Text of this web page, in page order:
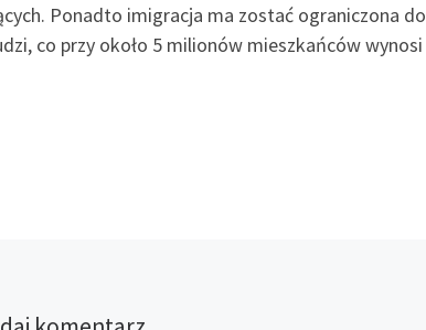
Ponadto imigracja ma zostać ograniczona
co przy około 5 milionów mieszkańców